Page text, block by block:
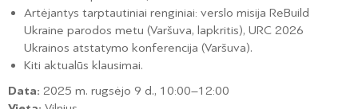
Artėjantys tarptautiniai renginiai: verslo misija ReBuild
Ukraine parodos metu (Varšuva, lapkritis), URC 2026
Ukrainos atstatymo konferencija (Varšuva).
Kiti aktualūs klausimai.
Data: 2025 m. rugsėjo 9 d., 10:00–12:00